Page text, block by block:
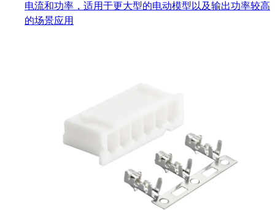
电流和功率，适用于更大型的电动模型以及输出功率较高
的场景应用